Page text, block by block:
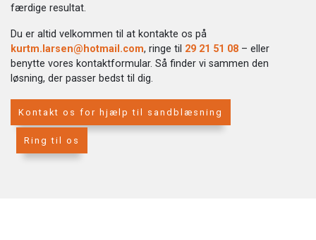
færdige resultat.
Du er altid velkommen til at kontakte os på
kurtm.larsen@hotmail.com, ringe til 29 21 51 08 – eller
benytte vores kontaktformular. Så finder vi sammen den
løsning, der passer bedst til dig.
Kontakt os for hjælp til sandblæsning
Ring til os